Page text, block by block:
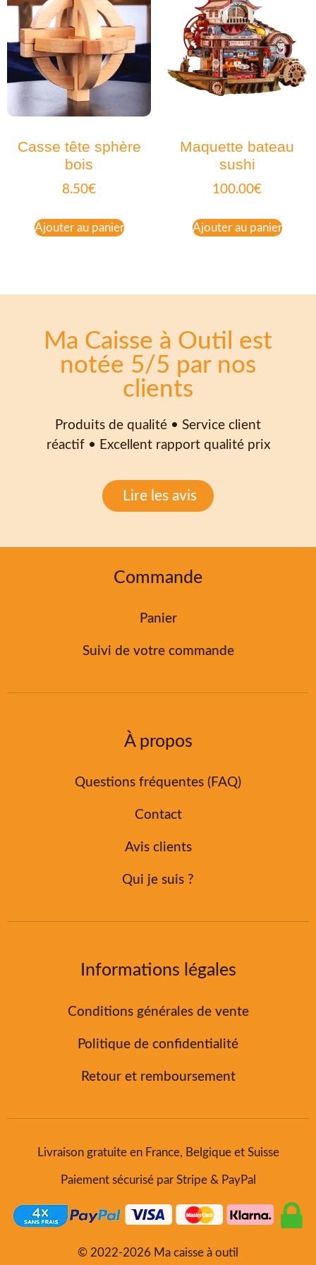
Casse tête sphère
bois
8.50€
Ajouter au panier
Maquette bateau
sushi
100.00€
Ajouter au panier
Ma Caisse à Outil est
notée 5/5 par nos
clients
Produits de qualité • Service client
réactif • Excellent rapport qualité prix
Lire les avis
Commande
Panier
Suivi de votre commande
À propos
Questions fréquentes (FAQ)
Contact
Avis clients
Qui je suis ?
Informations légales
Conditions générales de vente
Politique de confidentialité
Retour et remboursement
Livraison gratuite en France, Belgique et Suisse
Paiement sécurisé par Stripe & PayPal
© 2022-2026 Ma caisse à outil